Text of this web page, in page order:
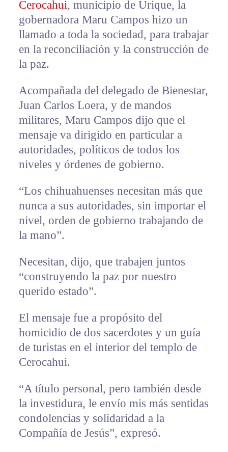
Cerocahui, municipio de Urique, la
gobernadora Maru Campos hizo un
llamado a toda la sociedad, para trabajar
en la reconciliación y la construcción de
la paz.
Acompañada del delegado de Bienestar,
Juan Carlos Loera, y de mandos
militares, Maru Campos dijo que el
mensaje va dirigido en particular a
autoridades, políticos de todos los
niveles y órdenes de gobierno.
“Los chihuahuenses necesitan más que
nunca a sus autoridades, sin importar el
nivel, orden de gobierno trabajando de
la mano”.
Necesitan, dijo, que trabajen juntos
“construyendo la paz por nuestro
querido estado”.
El mensaje fue a propósito del
homicidio de dos sacerdotes y un guía
de turistas en el interior del templo de
Cerocahui.
“A título personal, pero también desde
la investidura, le envío mis más sentidas
condolencias y solidaridad a la
Compañía de Jesús”, expresó.